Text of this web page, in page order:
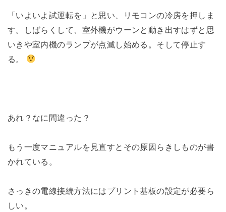
「いよいよ試運転を」と思い、リモコンの冷房を押しま
す。しばらくして、室外機がウーンと動き出すはずと思
いきや室内機のランプが点滅し始める。そして停止す
る。
あれ？なに間違った？
もう一度マニュアルを見直すとその原因らきしものが書
かれている。
さっきの電線接続方法にはプリント基板の設定が必要ら
しい。